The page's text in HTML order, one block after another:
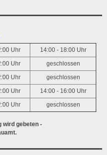
Uhr 14:00 - 18:00 Uhr
Uhr geschlossen
Uhr geschlossen
Uhr 14:00 - 16:00 Uhr
Uhr geschlossen
wird gebeten -